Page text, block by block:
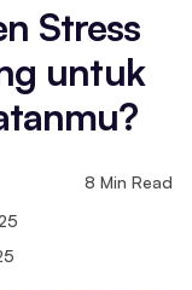
Stress
untuk
8 Min Read